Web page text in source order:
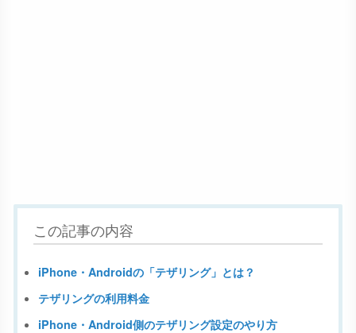
この記事の内容
iPhone・Androidの「テザリング」とは？
テザリングの利用料金
iPhone・Android側のテザリング設定のやり方